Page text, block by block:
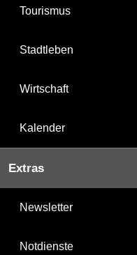
Tourismus
Stadtleben
Wirtschaft
Kalender
Extras
Newsletter
Notdienste